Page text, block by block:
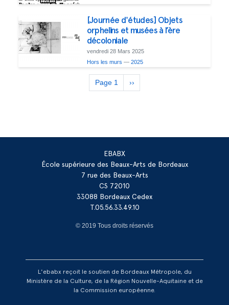
[Journée d'études] Objets
orphelins et musées à l’ère
décoloniale
vendredi 28 Mars 2025
Hors les murs — 2025
Pagination
Page 1
Next
page
››
EBABX
École supérieure des Beaux-Arts de Bordeaux
7 rue des Beaux-Arts
CS 72010
33088 Bordeaux Cedex
T.05.56.33.49.10
© 2019 Tous droits réservés
L'ebabx reçoit le soutien de Bordeaux Métropole, du
Ministère de la Culture, de la Région Nouvelle-Aquitaine et de
la Commission européenne.